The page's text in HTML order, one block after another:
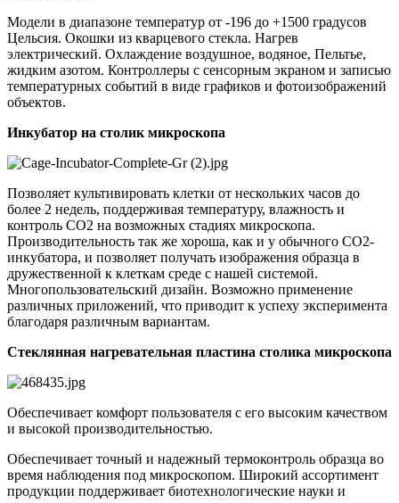
Модели в диапазоне температур от -196 до +1500 градусов
Цельсия. Окошки из кварцевого стекла. Нагрев
электрический. Охлаждение воздушное, водяное, Пельтье,
жидким азотом. Контроллеры с сенсорным экраном и записью
температурных событий в виде графиков и фотоизображений
объектов.
Инкубатор на столик микроскопа
Позволяет культивировать клетки от нескольких часов до
более 2 недель, поддерживая температуру, влажность и
контроль CO2 на возможных стадиях микроскопа.
Производительность так же хороша, как и у обычного CO2-
инкубатора, и позволяет получать изображения образца в
дружественной к клеткам среде с нашей системой.
Многопользовательский дизайн. Возможно применение
различных приложений, что приводит к успеху эксперимента
благодаря различным вариантам.
Стеклянная нагревательная пластина столика микроскопа
Обеспечивает комфорт пользователя с его высоким качеством
и высокой производительностью.
Обеспечивает точный и надежный термоконтроль образца во
время наблюдения под микроскопом. Широкий ассортимент
продукции поддерживает биотехнологические науки и